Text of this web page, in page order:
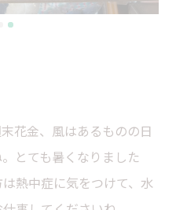
花金、風はあるものの日
とても暑くなりました
熱中症に気をつけて、水